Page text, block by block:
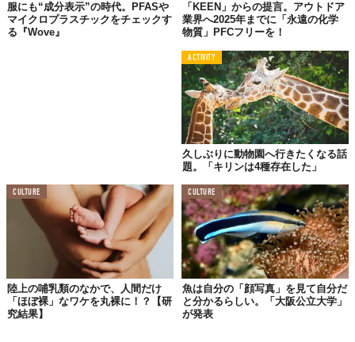
服にも“成分表示”の時代。PFASや
マイクロプラスチックをチェックす
る『Wove』
「KEEN」からの提言。アウトドア
業界へ2025年までに「永遠の化学
物質」PFCフリーを！
ACTIVITY
久しぶりに動物園へ行きたくなる話
題。「キリンは4種存在した」
CULTURE
陸上の哺乳類のなかで、人間だけ
「ほぼ裸」なワケを丸裸に！？【研
究結果】
CULTURE
魚は自分の「顔写真」を見て自分だ
と分かるらしい。「大阪公立大学」
が発表